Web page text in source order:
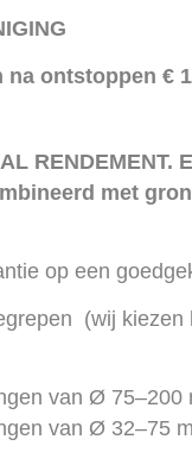
ontstoppen €
RENDEMENT.
met
op een
(wij kiezen
van Ø 75–200
van Ø 32–75